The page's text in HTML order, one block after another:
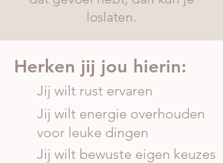
loslaten.
Herken jij jou hierin:
Jij wilt rust ervaren
Jij wilt energie overhouden
voor leuke dingen
Jij wilt bewuste eigen keuzes